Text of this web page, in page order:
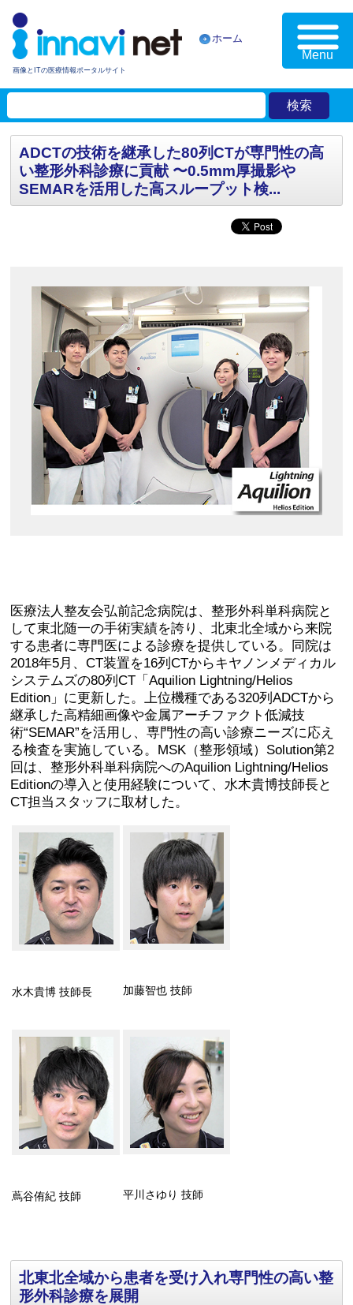
画像とITの医療情報ポータルサイト
ホーム
Menu
ADCTの技術を継承した80列CTが専門性の高
い整形外科診療に貢献 〜0.5mm厚撮影や
SEMARを活用した高スループット検...
医療法人整友会弘前記念病院は、整形外科単科病院と
して東北随一の手術実績を誇り、北東北全域から来院
する患者に専門医による診療を提供している。同院は
2018年5月、CT装置を16列CTからキヤノンメディカル
システムズの80列CT「Aquilion Lightning/Helios
Edition」に更新した。上位機種である320列ADCTから
継承した高精細画像や金属アーチファクト低減技
術“SEMAR”を活用し、専門性の高い診療ニーズに応え
る検査を実施している。MSK（整形領域）Solution第2
回は、整形外科単科病院へのAquilion Lightning/Helios
Editionの導入と使用経験について、水木貴博技師長と
CT担当スタッフに取材した。
水木貴博 技師長 加藤智也 技師
蔦谷侑紀 技師 平川さゆり 技師
北東北全域から患者を受け入れ専門性の高い整
形外科診療を展開